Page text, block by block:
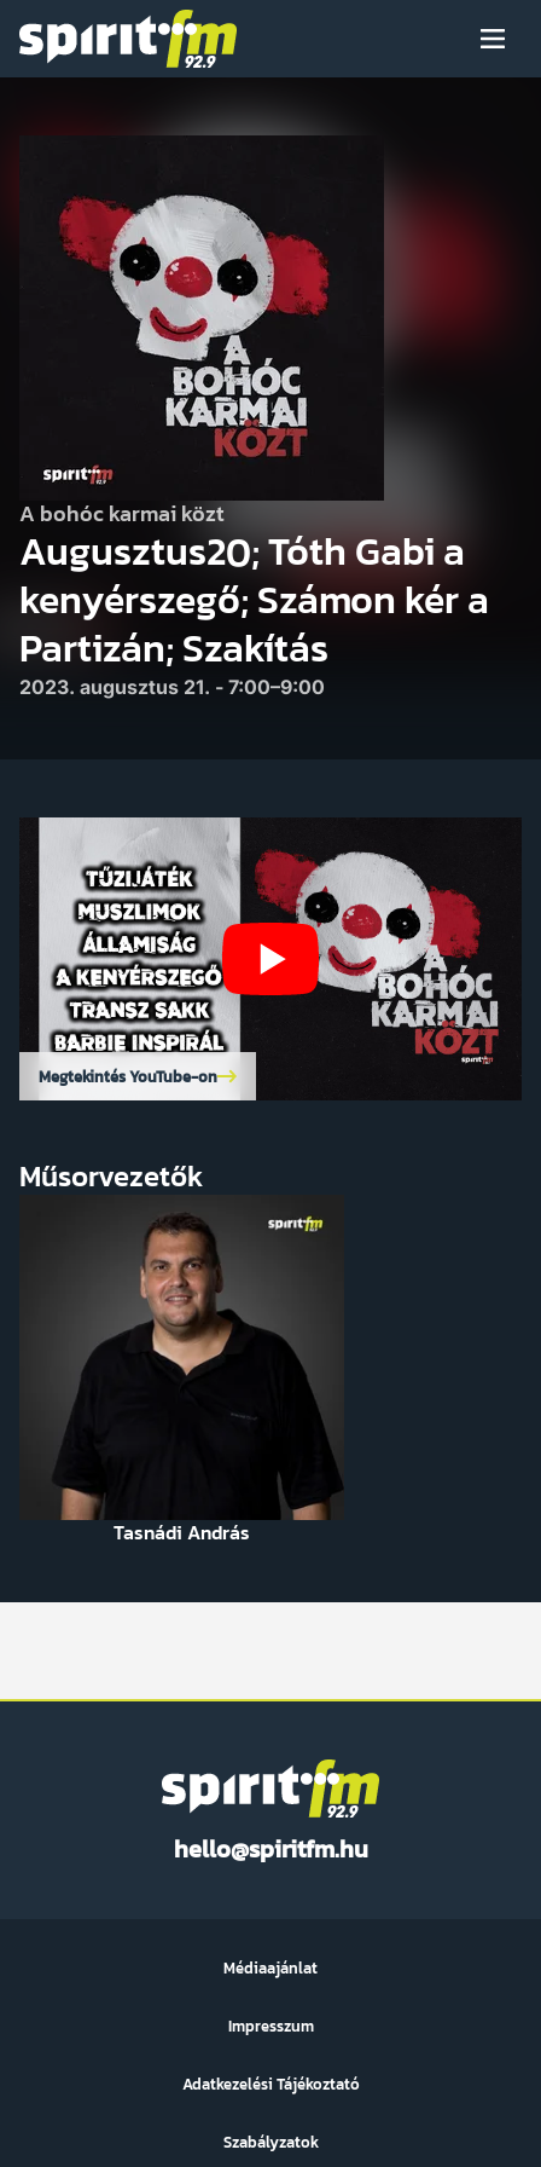
Spirit
Menü
Arcaink
Műsor
Hírek
A bohóc karmai közt
Augusztus20; Tóth Gabi a
kenyérszegő; Számon kér a
Partizán; Szakítás
2023. augusztus 21. - 7:00–9:00
Megtekintés YouTube-on
Műsorvezetők
Tasnádi András
hello@spiritfm.hu
FM
Médiaajánlat
Impresszum
Adatkezelési Tájékoztató
Szabályzatok